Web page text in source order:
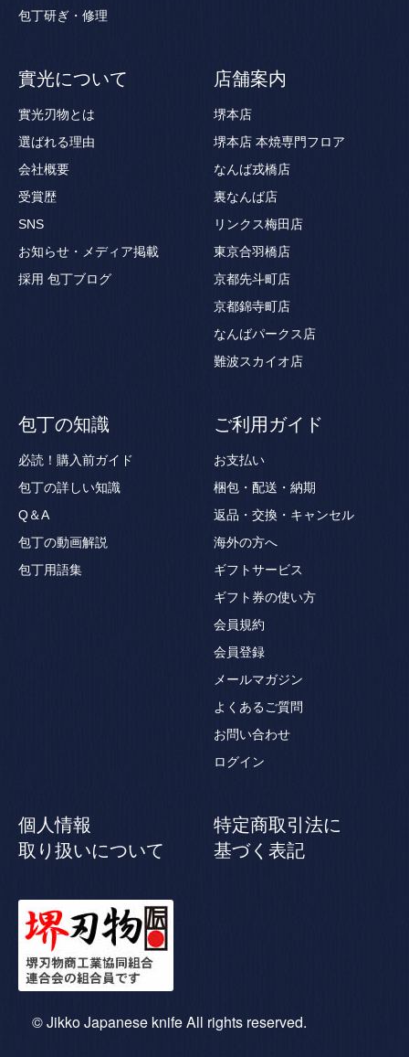
包丁研ぎ・修理
實光について
實光刃物とは
選ばれる理由
会社概要
受賞歴
SNS
お知らせ・メディア掲載
採用 包丁ブログ
店舗案内
堺本店
堺本店 本焼専門フロア
なんば戎橋店
裏なんば店
リンクス梅田店
東京合羽橋店
京都先斗町店
京都錦寺町店
なんばパークス店
難波スカイオ店
包丁の知識
必読！購入前ガイド
包丁の詳しい知識
Q＆A
包丁の動画解説
包丁用語集
ご利用ガイド
お支払い
梱包・配送・納期
返品・交換・キャンセル
海外の方へ
ギフトサービス
ギフト券の使い方
会員規約
会員登録
メールマガジン
よくあるご質問
お問い合わせ
ログイン
個人情報
取り扱いについて
特定商取引法に
基づく表記
© Jikko Japanese knife All rights reserved.